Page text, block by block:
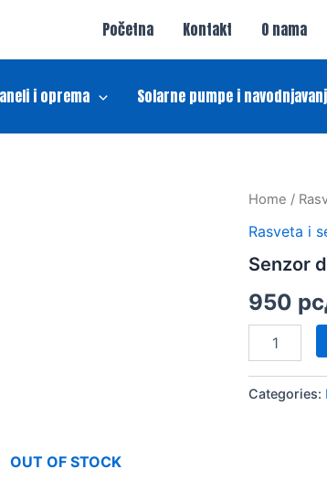
Početna Kontakt O nama
i oprema Solarne pumpe i
Home /
Rasveta i
Senzor
950
Senzor
-
quantity
Categories:
OUT OF STOCK